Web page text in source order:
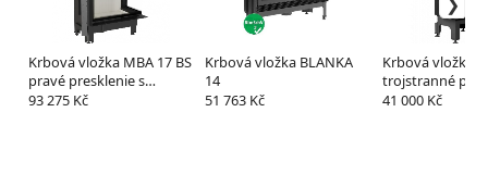
Krbová vložka MBA 17 BS
pravé presklenie s
výsuvným otváraním
93 275 Kč
Krbová vložka BLANKA
14
51 763 Kč
Krbová vložka
trojstranné
41 000 Kč